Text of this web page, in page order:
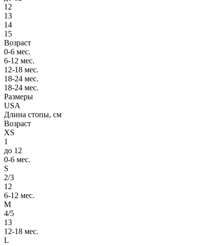
12
13
14
15
Возраст
0-6 мес.
6-12 мес.
12-18 мес.
18-24 мес.
18-24 мес.
Размеры
USA
Длина стопы, см
Возраст
XS
1
до 12
0-6 мес.
S
2/3
12
6-12 мес.
M
4/5
13
12-18 мес.
L